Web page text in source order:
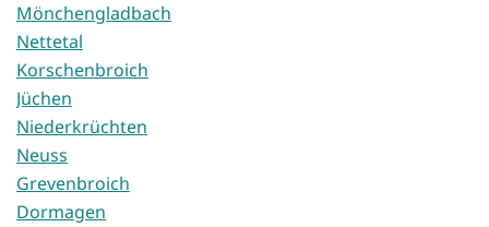
Mönchengladbach
Nettetal
Korschenbroich
Jüchen
Niederkrüchten
Neuss
Grevenbroich
Dormagen